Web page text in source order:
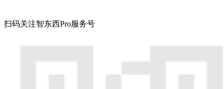
扫码关注智东西Pro服务号